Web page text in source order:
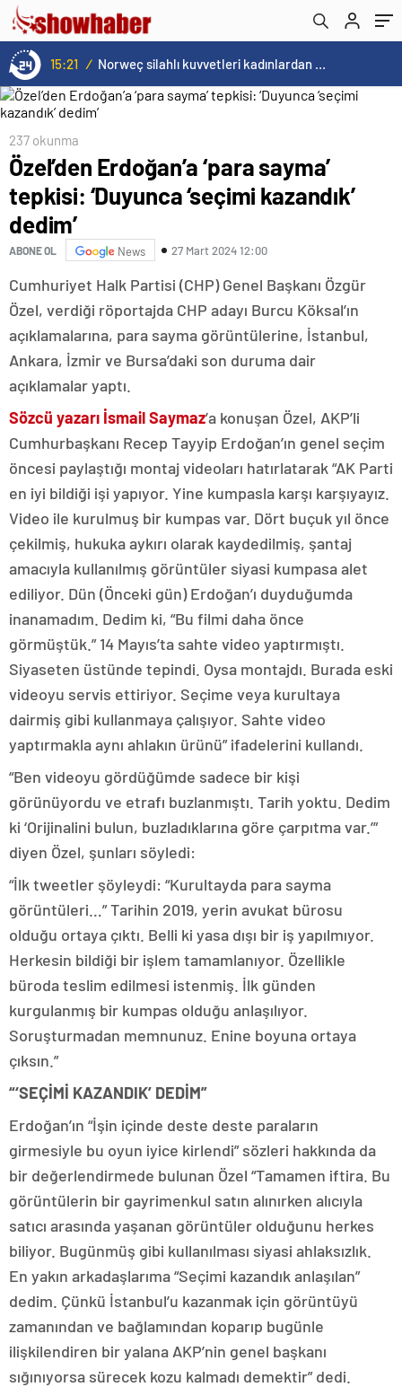
15:21 / Norweç silahlı kuvvetleri kadınlardan oluşan özel kuvvetler eğitimlerini başlattı.
237 okunma
Özel’den Erdoğan’a ‘para sayma’
tepkisi: ‘Duyunca ‘seçimi kazandık’
dedim’
ABONE OL News 27 Mart 2024 12:00
Cumhuriyet Halk Partisi (CHP) Genel Başkanı Özgür
Özel, verdiği röportajda CHP adayı Burcu Köksal’ın
açıklamalarına, para sayma görüntülerine, İstanbul,
Ankara, İzmir ve Bursa’daki son duruma dair
açıklamalar yaptı.
Sözcü yazarı İsmail Saymaz’a konuşan Özel, AKP’li
Cumhurbaşkanı Recep Tayyip Erdoğan’ın genel seçim
öncesi paylaştığı montaj videoları hatırlatarak “AK Parti
en iyi bildiği işi yapıyor. Yine kumpasla karşı karşıyayız.
Video ile kurulmuş bir kumpas var. Dört buçuk yıl önce
çekilmiş, hukuka aykırı olarak kaydedilmiş, şantaj
amacıyla kullanılmış görüntüler siyasi kumpasa alet
ediliyor. Dün (Önceki gün) Erdoğan’ı duyduğumda
inanamadım. Dedim ki, “Bu filmi daha önce
görmüştük.” 14 Mayıs’ta sahte video yaptırmıştı.
Siyaseten üstünde tepindi. Oysa montajdı. Burada eski
videoyu servis ettiriyor. Seçime veya kurultaya
dairmiş gibi kullanmaya çalışıyor. Sahte video
yaptırmakla aynı ahlakın ürünü” ifadelerini kullandı.
“Ben videoyu gördüğümde sadece bir kişi
görünüyordu ve etrafı buzlanmıştı. Tarih yoktu. Dedim
ki ‘Orijinalini bulun, buzladıklarına göre çarpıtma var.’”
diyen Özel, şunları söyledi:
“İlk tweetler şöyleydi: “Kurultayda para sayma
görüntüleri…” Tarihin 2019, yerin avukat bürosu
olduğu ortaya çıktı. Belli ki yasa dışı bir iş yapılmıyor.
Herkesin bildiği bir işlem tamamlanıyor. Özellikle
büroda teslim edilmesi istenmiş. İlk günden
kurgulanmış bir kumpas olduğu anlaşılıyor.
Soruşturmadan memnunuz. Enine boyuna ortaya
çıksın.”
“‘SEÇİMİ KAZANDIK’ DEDİM”
Erdoğan’ın “İşin içinde deste deste paraların
girmesiyle bu oyun iyice kirlendi” sözleri hakkında da
bir değerlendirmede bulunan Özel “Tamamen iftira. Bu
görüntülerin bir gayrimenkul satın alınırken alıcıyla
satıcı arasında yaşanan görüntüler olduğunu herkes
biliyor. Bugünmüş gibi kullanılması siyasi ahlaksızlık.
En yakın arkadaşlarıma “Seçimi kazandık anlaşılan”
dedim. Çünkü İstanbul’u kazanmak için görüntüyü
zamanından ve bağlamından koparıp bugünle
ilişkilendiren bir yalana AKP’nin genel başkanı
sığınıyorsa sürecek kozu kalmadı demektir” dedi.